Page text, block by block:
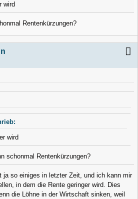
wird
Rentenkürzungen?
wird
schonmal Rentenkürzungen?
ja so einiges in letzter Zeit, und ich kann mir
in dem die Rente geringer wird. Dies
die Löhne in der Wirtschaft sinken, weil